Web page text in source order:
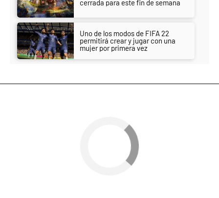
cerrada para este fin de semana
Uno de los modos de FIFA 22
permitirá crear y jugar con una
mujer por primera vez